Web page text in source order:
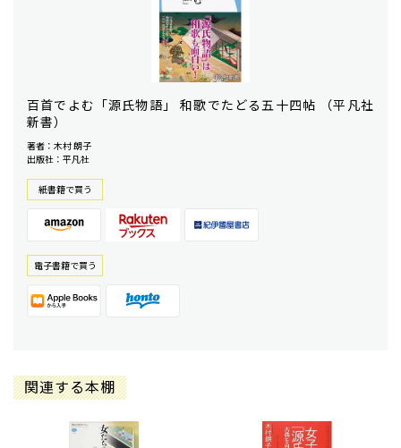
百首でよむ「源氏物語」 和歌でたどる五十四帖 （平凡社
新書）
著者：木村 朗子
出版社：平凡社
紙書籍で買う
電⼦書籍で買う
関連する本棚